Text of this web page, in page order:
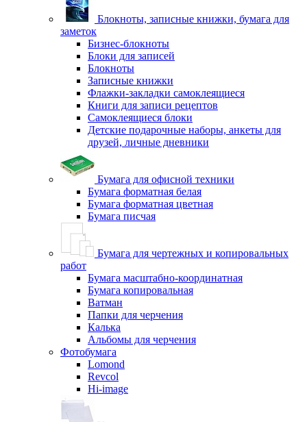
Блокноты, записные книжки, бумага для
заметок
Бизнес-блокноты
Блоки для записей
Блокноты
Записные книжки
Флажки-закладки самоклеящиеся
Книги для записи рецептов
Самоклеящиеся блоки
Детские подарочные наборы, анкеты для
друзей, личные дневники
Бумага для офисной техники
Бумага форматная белая
Бумага форматная цветная
Бумага писчая
Бумага для чертежных и копировальных
работ
Бумага масштабно-координатная
Бумага копировальная
Ватман
Папки для черчения
Калька
Альбомы для черчения
Фотобумага
Lomond
Revcol
Hi-image